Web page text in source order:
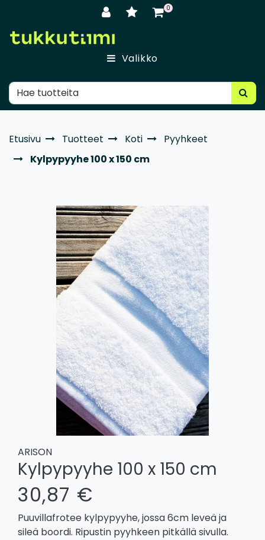
0
Valikko
Etusivu Tuotteet Koti
Pyyhkeet
Kylpypyyhe 100 x 150 cm
ARISON
Kylpypyyhe 100 x 150 cm
30,87 €
Puuvillafrotee kylpypyyhe, jossa 6cm leveä ja
sileä boordi. Ripustin pyyhkeen pitkällä sivulla.